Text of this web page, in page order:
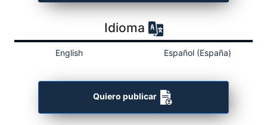
Idioma
English Español (España)
Quiero publicar